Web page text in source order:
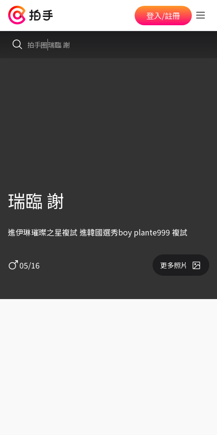
登入/註冊
拍手圈瑞臨 謝
瑞臨 謝
進伊琳璀璨之星複試 進韓國選秀boy plante999 複試
05/16 更多照片